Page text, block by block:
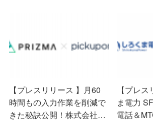
【プレスリリース 】月60
時間もの入力作業を削減で
きた秘訣公開！株式会社…
【プレ
ま電力
電話＆